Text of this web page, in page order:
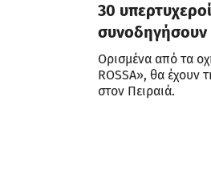
30
συνοδηγήσουν
Ορισμένα από τα
ROSSA», θα έχουν
στον Πειραιά.